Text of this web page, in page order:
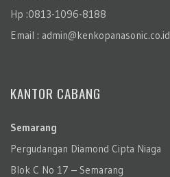
Hp :0813-1096-8188
Email : admin@kenkopanasonic.co.id
KANTOR CABANG
Semarang
Pergudangan Diamond Cipta Niaga
Blok C No 17 – Semarang